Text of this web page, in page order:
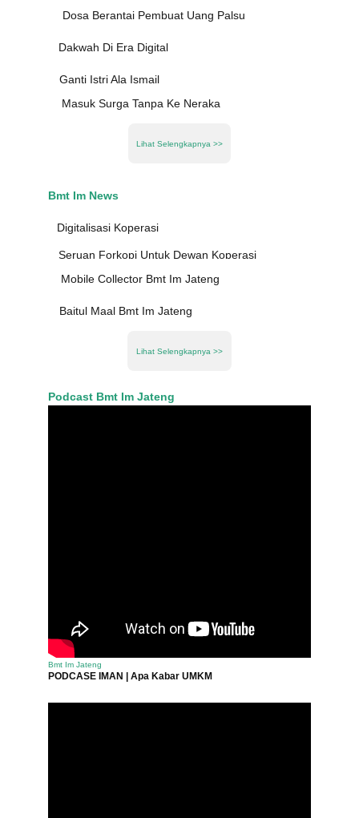
Dosa Berantai Pembuat Uang Palsu
Dakwah Di Era Digital
Ganti Istri Ala Ismail
Masuk Surga Tanpa Ke Neraka
Lihat Selengkapnya >>
Podcast Bmt Im Jateng
Bmt Im Jateng
PODCASE IMAN | Apa Kabar UMKM
Bmt Im News
Digitalisasi Koperasi
Seruan Forkopi Untuk Dewan Koperasi
Mobile Collector Bmt Im Jateng
Baitul Maal Bmt Im Jateng
Lihat Selengkapnya >>